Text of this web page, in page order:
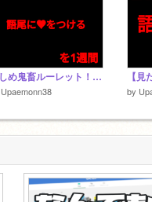
優しめ鬼畜ルーレット！！！！！！！！！！！！！！！！！！！！！！！！！！！！！ remix
Upaemonn38 by